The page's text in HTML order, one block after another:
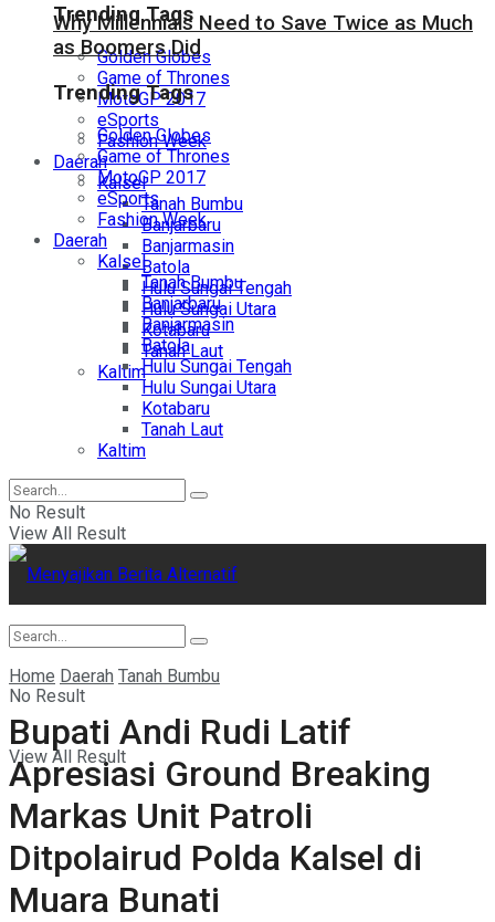
Trending Tags
Golden Globes
Game of Thrones
MotoGP 2017
eSports
Fashion Week
Daerah
Kalsel
Tanah Bumbu
Banjarbaru
Banjarmasin
Batola
Hulu Sungai Tengah
Hulu Sungai Utara
Kotabaru
Tanah Laut
Kaltim
Why Millennials Need to Save Twice as Much
as Boomers Did
Trending Tags
Golden Globes
Game of Thrones
MotoGP 2017
eSports
Fashion Week
Daerah
Kalsel
Tanah Bumbu
Banjarbaru
Banjarmasin
Batola
Hulu Sungai Tengah
Hulu Sungai Utara
Kotabaru
Tanah Laut
Kaltim
No Result
View All Result
No Result
View All Result
Home Daerah Tanah Bumbu
Bupati Andi Rudi Latif
Apresiasi Ground Breaking
Markas Unit Patroli
Ditpolairud Polda Kalsel di
Muara Bunati